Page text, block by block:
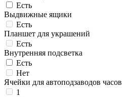
Есть
Выдвижные ящики
Есть
Планшет для украшений
Есть
Внутренняя подсветка
Есть
Нет
Ячейки для автоподзаводов часов
1